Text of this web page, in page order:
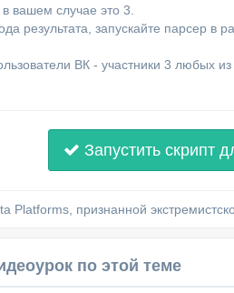
вашем случае это 3.
результата, запускайте парсер в
ВК - участники 3 любых
Запустить скрипт
Platforms, признанной
по этой теме